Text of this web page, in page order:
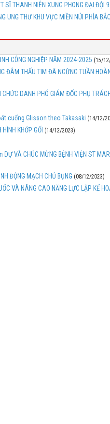
SĨ THANH NIÊN XUNG PHONG ĐẠI ĐỘI
UNG THƯ KHU VỰC MIỀN NÚI PHÍA
CÔNG NGHIỆP NĂM 2024-2025 (15/
ĐÂM THẤU TIM ĐÃ NGỪNG TUẦN
CHỨC DANH PHÓ GIÁM ĐỐC PHỤ
cuống Glisson theo Takasaki (14/12/
KHỚP GỐI (14/12/2023)
VÀ CHÚC MỪNG BỆNH VIỆN ST
ĐỘNG MẠCH CHỦ BỤNG (08/12/2023)
VÀ NÂNG CAO NĂNG LỰC LẬP KẾ